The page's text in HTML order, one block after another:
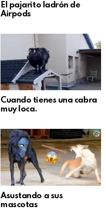
El pajarito ladrón de
Airpods
Cuando tienes una cabra
muy loca.
Asustando a sus
mascotas